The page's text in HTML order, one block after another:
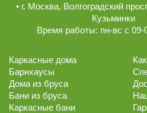
• г. Москва, Волгоградский
Кузьминки
Время работы: пн-вс с
Каркасные дома
Барнхаусы
Дома из бруса
Бани из бруса
Каркасные бани